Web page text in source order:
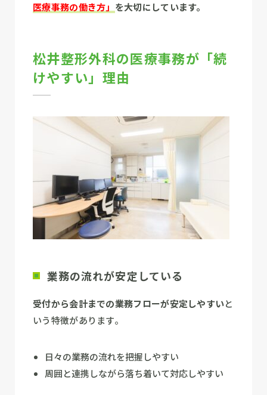
医療事務の働き方」 を大切にしています。
松井整形外科の医療事務が「続
けやすい」理由
業務の流れが安定している
受付から会計までの業務フローが安定しやすいと
いう特徴があります。
日々の業務の流れを把握しやすい
周囲と連携しながら落ち着いて対応しやすい